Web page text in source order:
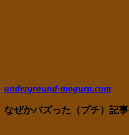
underground-mogura.com
なぜかバズった（プチ）記事